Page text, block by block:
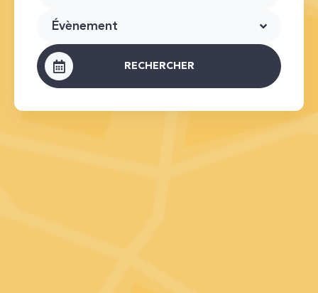
Évènement
RECHERCHER